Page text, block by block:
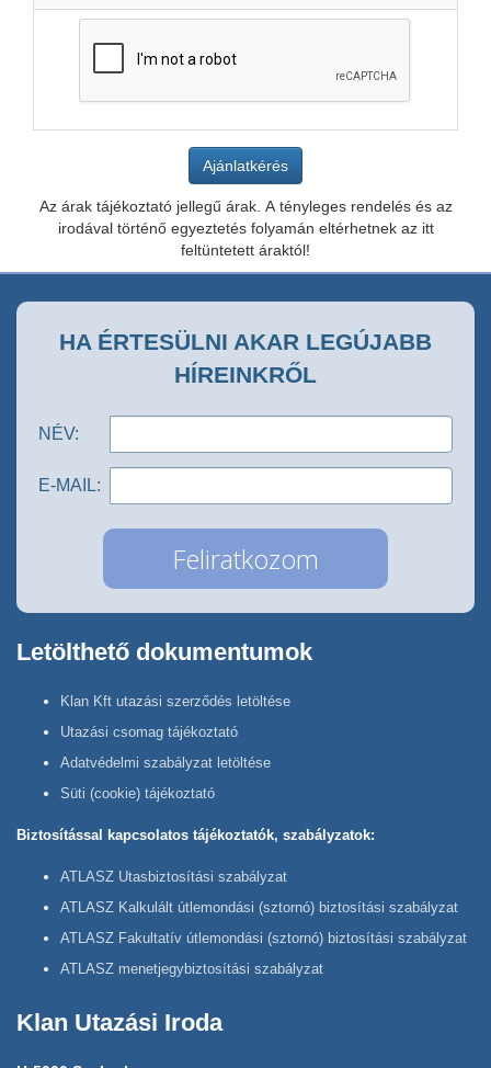
Az árak tájékoztató jellegű árak. A tényleges rendelés és az
irodával történő egyeztetés folyamán eltérhetnek az itt
feltüntetett áraktól!
HA ÉRTESÜLNI AKAR LEGÚJABB
HÍREINKRŐL
NÉV:
E-MAIL:
Letölthető dokumentumok
Klan Kft utazási szerződés letöltése
Utazási csomag tájékoztató
Adatvédelmi szabályzat letöltése
Süti (cookie) tájékoztató
Biztosítással kapcsolatos tájékoztatók, szabályzatok:
ATLASZ Utasbiztosítási szabályzat
ATLASZ Kalkulált útlemondási (sztornó) biztosítási szabályzat
ATLASZ Fakultatív útlemondási (sztornó) biztosítási szabályzat
ATLASZ menetjegybiztosítási szabályzat
Klan Utazási Iroda